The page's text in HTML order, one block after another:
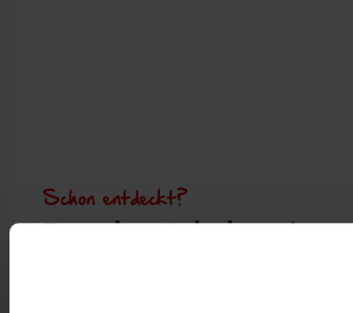
Schon entdeckt?
Ratgeber Schulpraxis